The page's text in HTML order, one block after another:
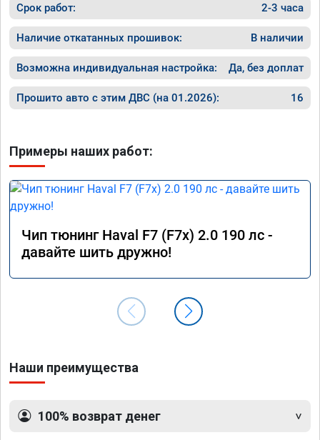
Срок работ: 2-3 часа
Наличие откатанных прошивок: В наличии
Возможна индивидуальная настройка: Да, без доплат
Прошито авто с этим ДВС (на 01.2026): 16
Примеры наших работ:
Чип тюнинг Haval F7 (F7x) 2.0 190 лс -
давайте шить дружно!
Наши преимущества
100% возврат денег